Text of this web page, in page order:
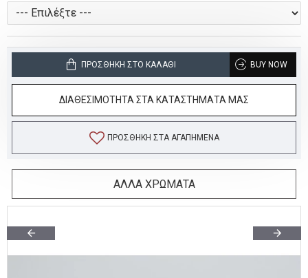
ΠΡΟΣΘΉΚΗ ΣΤΟ ΚΑΛΆΘΙ BUY NOW
ΔΙΑΘΕΣΙΜΟΤΗΤΑ ΣΤΑ ΚΑΤΑΣΤΗΜΑΤΑ ΜΑΣ
ΠΡΟΣΘΉΚΗ ΣΤΑ ΑΓΑΠΗΜΈΝΑ
ΑΛΛΑ ΧΡΩΜΑΤΑ